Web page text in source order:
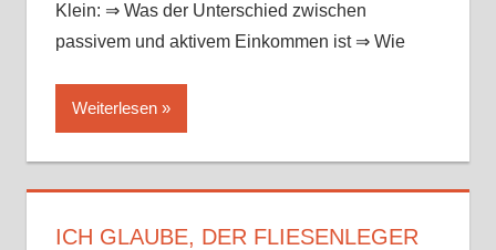
Klein: ⇒ Was der Unterschied zwischen
passivem und aktivem Einkommen ist ⇒ Wie
Weiterlesen
ICH GLAUBE, DER FLIESENLEGER